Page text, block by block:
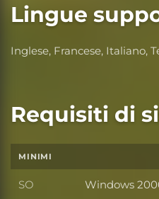
Lingue
Inglese, Francese, Italiano,
Requisiti di
MINIMI
SO SO
Windows